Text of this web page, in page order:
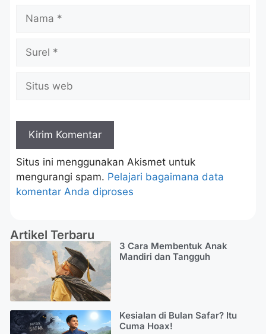
Situs ini menggunakan Akismet untuk
mengurangi spam. Pelajari bagaimana data
komentar Anda diproses
Artikel Terbaru
3 Cara Membentuk Anak
Mandiri dan Tangguh
Kesialan di Bulan Safar? Itu
Cuma Hoax!